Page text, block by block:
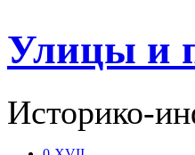
Улицы и
Историко-